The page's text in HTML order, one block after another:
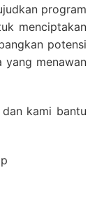
program
menciptakan
potensi
yang menawan
kami bantu